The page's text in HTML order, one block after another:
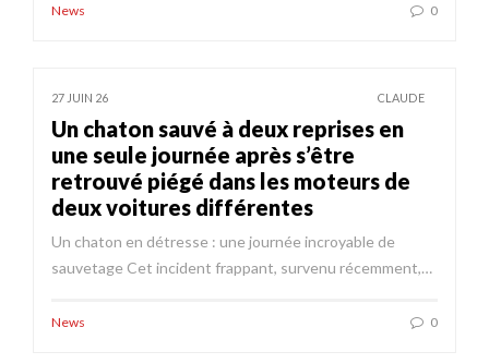
News 0
27 JUIN 26 CLAUDE
Un chaton sauvé à deux reprises en
une seule journée après s’être
retrouvé piégé dans les moteurs de
deux voitures différentes
Un chaton en détresse : une journée incroyable de
sauvetage Cet incident frappant, survenu récemment,…
News 0